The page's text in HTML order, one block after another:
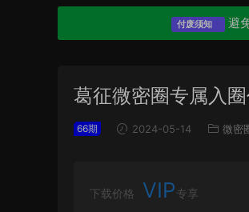
付废须知 避
葛征微密圈专属入
66期 2024-05-14 微密
下载价格 VIP 专享